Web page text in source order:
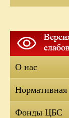
О нас
Нормативная
Фонды ЦБС